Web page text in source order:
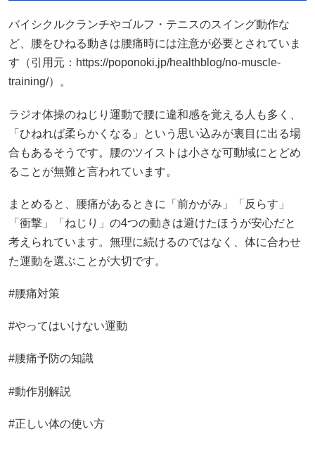
バイシクルクランチやゴルフ・テニスのスイング動作な
ど、腰をひねる動きは腰痛時には注意が必要とされていま
す（引用元：https://poponoki.jp/healthblog/no-muscle-
training/）。
ラジオ体操のねじり運動で腰に違和感を覚える人も多く、
「ひねれば柔らかくなる」という思い込みが裏目に出る場
合もあるそうです。腰のツイストは小さな可動域にとどめ
ることが無難と言われています。
まとめると、腰痛があるときに「前かがみ」「反らす」
「衝撃」「ねじり」の4つの動きは避けたほうが安心だと
考えられています。無理に続けるのではなく、体に合わせ
た運動を選ぶことが大切です。
#腰痛対策
#やってはいけない運動
#腰痛予防の知識
#動作別解説
#正しい体の使い方